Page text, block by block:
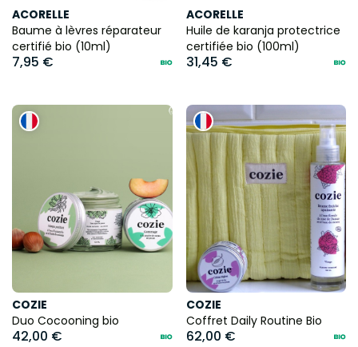
ACORELLE
Baume à lèvres réparateur
certifié bio (10ml)
7,95 €
ACORELLE
Huile de karanja protectrice
certifiée bio (100ml)
31,45 €
COZIE
Duo Cocooning bio
42,00 €
COZIE
Coffret Daily Routine Bio
62,00 €